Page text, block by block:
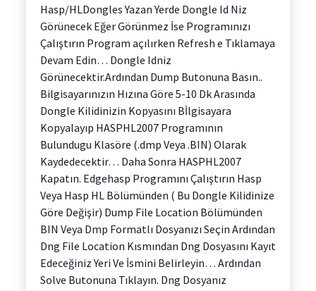
Hasp/HLDongles Yazan Yerde Dongle Id Niz
Görünecek Eğer Görünmez İse Programınızı
Çalıştırın Program açılırken Refresh e Tıklamaya
Devam Edin… Dongle Idniz
Görünecektir.Ardından Dump Butonuna Basın..
Bilgisayarınızın Hızına Göre 5-10 Dk Arasında
Dongle Kilidinizin Kopyasını Bİlgisayara
Kopyalayıp HASPHL2007 Programının
Bulundugu Klasöre (.dmp Veya .BIN) Olarak
Kaydedecektir… Daha Sonra HASPHL2007
Kapatın. Edgehasp Programını Çalıştırın Hasp
Veya Hasp HL Bölümünden ( Bu Dongle Kilidinize
Göre Değişir) Dump File Location Bölümünden
BIN Veya Dmp Formatlı Dosyanızı Seçin Ardından
Dng File Location Kısmından Dng Dosyasını Kayıt
Edeceğiniz Yeri Ve İsmini Belirleyin… Ardından
Solve Butonuna Tıklayın. Dng Dosyanız